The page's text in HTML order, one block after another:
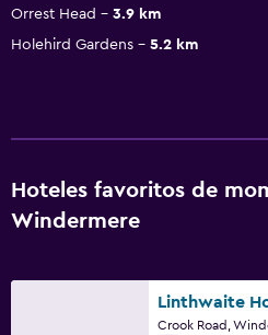
Orrest Head
3.9 km
Holehird Gardens
5.2 km
Hoteles favoritos de
Windermere
Linthwaite
Crook Road,